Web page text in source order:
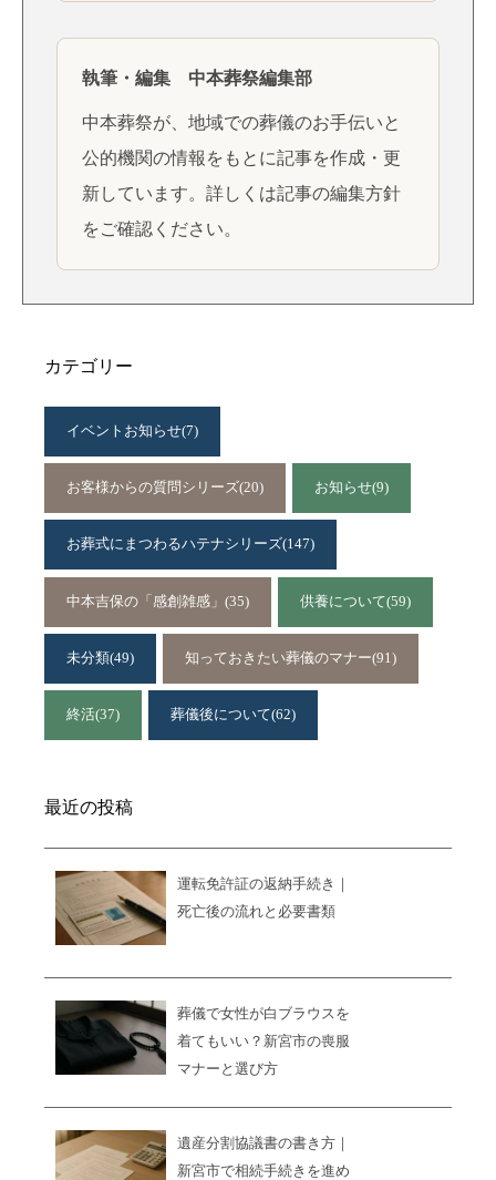
執筆・編集 中本葬祭編集部
中本葬祭が、地域での葬儀のお手伝いと
公的機関の情報をもとに記事を作成・更
新しています。詳しくは記事の編集方針
をご確認ください。
カテゴリー
イベントお知らせ(7)
お客様からの質問シリーズ(20) お知らせ(9)
お葬式にまつわるハテナシリーズ(147)
中本吉保の「感創雑感」 (35) 供養について(59)
未分類(49) 知っておきたい葬儀のマナー(91)
終活(37) 葬儀後について(62)
最近の投稿
運転免許証の返納手続き｜
死亡後の流れと必要書類
葬儀で女性が白ブラウスを
着てもいい？新宮市の喪服
マナーと選び方
遺産分割協議書の書き方｜
新宮市で相続手続きを進め